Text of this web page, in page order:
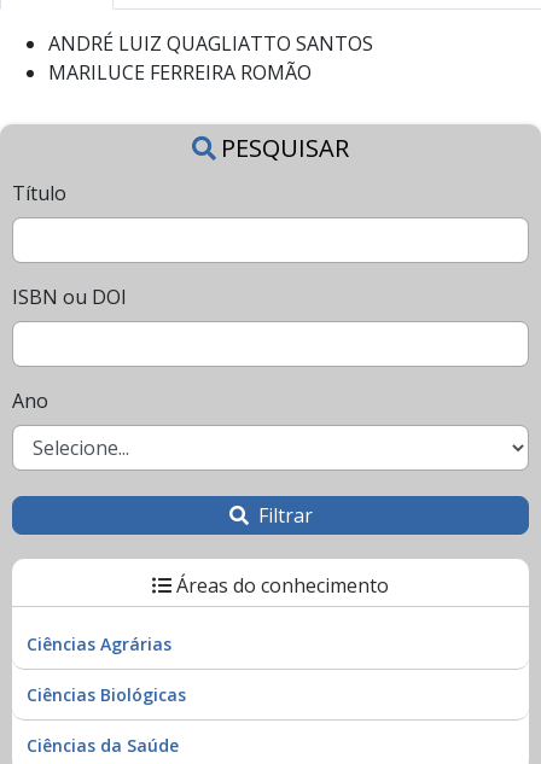
ANDRÉ LUIZ QUAGLIATTO SANTOS
MARILUCE FERREIRA ROMÃO
PESQUISAR
Título
ISBN ou DOI
Ano
Filtrar
Áreas do conhecimento
Ciências Agrárias
Ciências Biológicas
Ciências da Saúde